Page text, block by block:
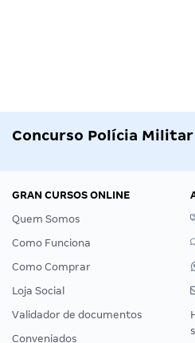
Concurso Polícia Militar
GRAN CURSOS ONLINE
Quem Somos
Como Funciona
Como Comprar
Loja Social
Validador de documentos
Conveniados